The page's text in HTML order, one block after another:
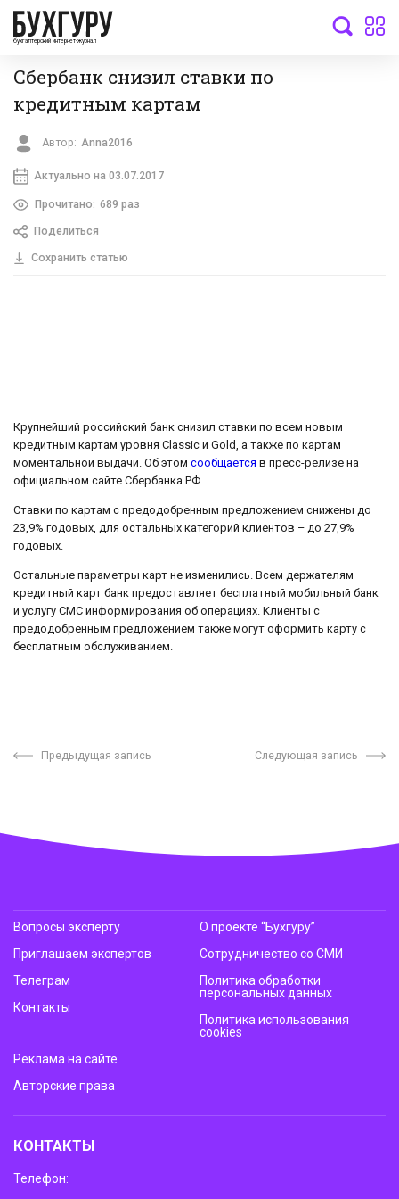
бухгалтерский интернет-журнал
Сбербанк снизил ставки по
кредитным картам
Автор: Anna2016
Актуально на 03.07.2017
Прочитано: 689 раз
Поделиться
Сохранить статью
Крупнейший российский банк снизил ставки по всем новым
кредитным картам уровня Classic и Gold, а также по картам
моментальной выдачи. Об этом сообщается в пресс-релизе на
официальном сайте Сбербанка РФ.
Ставки по картам с предодобренным предложением снижены до
23,9% годовых, для остальных категорий клиентов – до 27,9%
годовых.
Остальные параметры карт не изменились. Всем держателям
кредитный карт банк предоставляет бесплатный мобильный банк
и услугу СМС информирования об операциях. Клиенты с
предодобренным предложением также могут оформить карту с
бесплатным обслуживанием.
Предыдущая запись Следующая запись
Вопросы эксперту
Приглашаем экспертов
Телеграм
Контакты
О проекте “Бухгуру”
Сотрудничество со СМИ
Политика обработки
персональных данных
Политика использования
cookies
Реклама на сайте
Авторские права
КОНТАКТЫ
Телефон: